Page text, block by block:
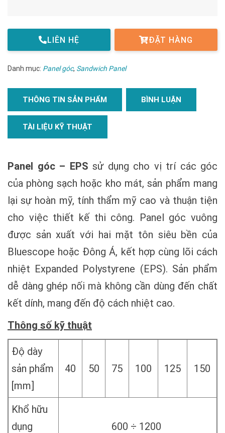
LIÊN HỆ ĐẶT HÀNG
Danh mục: Panel góc, Sandwich Panel
THÔNG TIN SẢN PHẨM BÌNH LUẬN
TÀI LIỆU KỸ THUẬT
Panel góc – EPS sử dụng cho vị trí các góc
của phòng sạch hoặc kho mát, sản phẩm mang
lại sự hoàn mỹ, tính thẩm mỹ cao và thuận tiện
cho việc thiết kế thi công. Panel góc vuông
được sản xuất với hai mặt tôn siêu bền của
Bluescope hoặc Đông Á, kết hợp cùng lõi cách
nhiệt Expanded Polystyrene (EPS). Sản phẩm
dễ dàng ghép nối mà không cần dùng đến chất
kết dính, mang đến độ cách nhiệt cao.
Thông số kỹ thuật
Độ dày
sản phẩm
[mm]
40 50 75 100 125 150
Khổ hữu
dụng
600 ÷ 1200